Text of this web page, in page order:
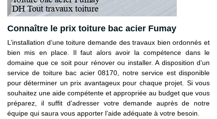
Connaître le prix toiture bac acier Fumay
L’installation d’une toiture demande des travaux bien ordonnés et
bien mis en place. Il faut alors avoir la compétence dans le
domaine que ce soit pour rénover ou installer. A disposition d’un
service de toiture bac acier 08170, notre service est disponible
pour déterminer un prix avantageux pour chaque projet. Si vous
souhaitez une aide compétente et appropriée au budget que vous
préparez, il suffit d’adresser votre demande auprès de notre
équipe qui saura vous apporter l’aide adéquate à votre besoin.